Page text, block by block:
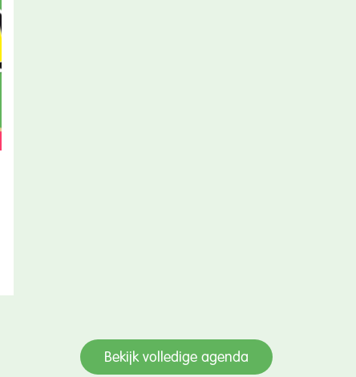
Bekijk volledige agenda